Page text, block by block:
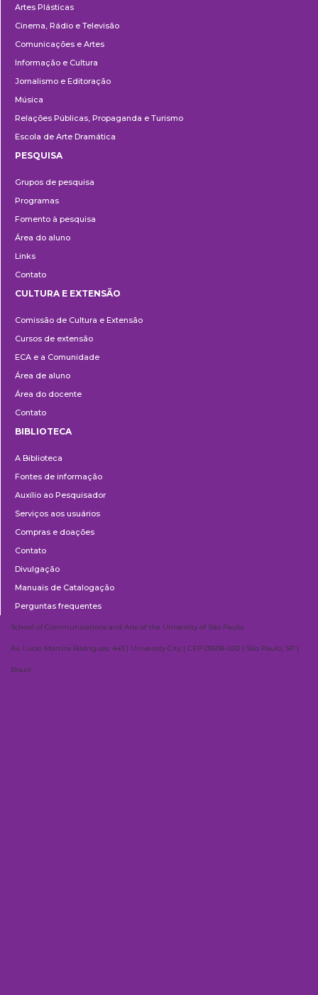
Artes Plásticas
Cinema, Rádio e Televisão
Comunicações e Artes
Informação e Cultura
Jornalismo e Editoração
Música
Relações Públicas, Propaganda e Turismo
Escola de Arte Dramática
PESQUISA
Grupos de pesquisa
Programas
Fomento à pesquisa
Área do aluno
Links
Contato
e
Extensão
CULTURA E EXTENSÃO
Comissão de Cultura e Extensão
Cursos de extensão
ECA e a Comunidade
Área de aluno
Área do docente
Contato
BIBLIOTECA
A Biblioteca
Fontes de informação
Auxílio ao Pesquisador
Serviços aos usuários
Compras e doações
Contato
Divulgação
Manuais de Catalogação
Perguntas frequentes
School of Communications and Arts of the University of São Paulo
Av. Lúcio Martins Rodrigues, 443 | University City | CEP 05508-020 | São Paulo, SP |
Brazil